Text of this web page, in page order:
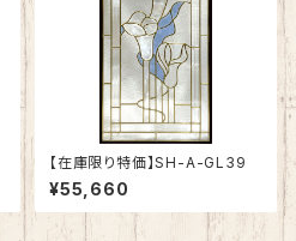
【在庫限り特価】SH-A-GL39
¥55,660